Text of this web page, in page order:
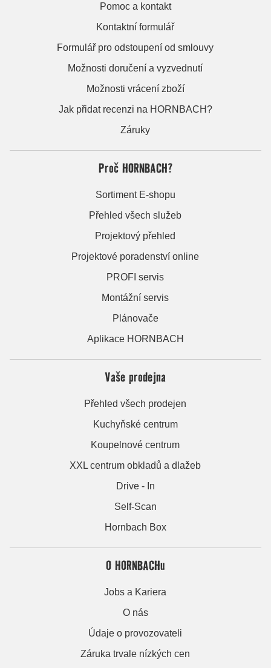
Pomoc a kontakt
Kontaktní formulář
Formulář pro odstoupení od smlouvy
Možnosti doručení a vyzvednutí
Možnosti vrácení zboží
Jak přidat recenzi na HORNBACH?
Záruky
Proč HORNBACH?
Sortiment E-shopu
Přehled všech služeb
Projektový přehled
Projektové poradenství online
PROFI servis
Montážní servis
Plánovače
Aplikace HORNBACH
Vaše prodejna
Přehled všech prodejen
Kuchyňské centrum
Koupelnové centrum
XXL centrum obkladů a dlažeb
Drive - In
Self-Scan
Hornbach Box
O HORNBACHu
Jobs a Kariera
O nás
Údaje o provozovateli
Záruka trvale nízkých cen